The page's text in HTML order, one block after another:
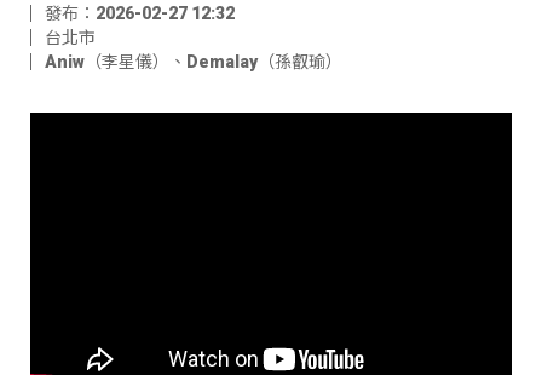
發布：2026-02-27 12:32
台北市
Aniw（李星儀）
、 Demalay（孫叡瑜）